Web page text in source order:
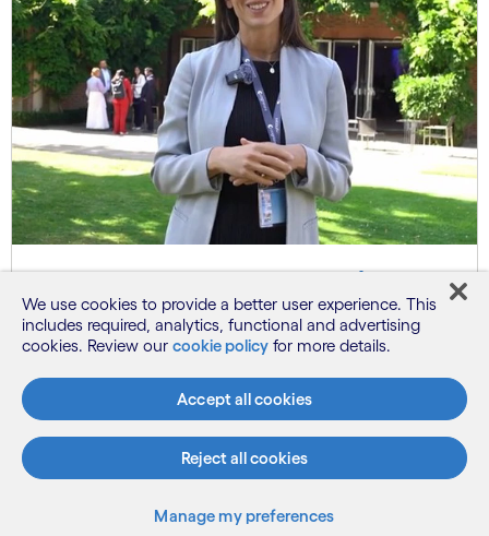
Le pouvoir du partenariat | La
révolution IA de Cognizant et
Google Cloud
We use cookies to provide a better user experience. This
includes required, analytics, functional and advertising
cookies. Review our cookie policy for more details.
Accept all cookies
Reject all cookies
Manage my preferences